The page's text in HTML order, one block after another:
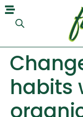
habits